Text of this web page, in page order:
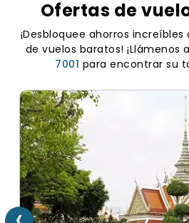
Ofertas de
¡Desbloquee ahorros
de vuelos baratos! ¡Llámenos
7001 para encontrar su